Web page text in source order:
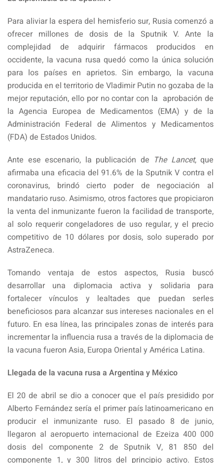
Para aliviar la espera del hemisferio sur, Rusia comenzó a
ofrecer millones de dosis de la Sputnik V. Ante la
complejidad de adquirir fármacos producidos en
occidente, la vacuna rusa quedó como la única solución
para los países en aprietos. Sin embargo, la vacuna
producida en el territorio de Vladimir Putin no gozaba de la
mejor reputación, ello por no contar con la aprobación de
la Agencia Europea de Medicamentos (EMA) y de la
Administración Federal de Alimentos y Medicamentos
(FDA) de Estados Unidos.
Ante ese escenario, la publicación de The Lancet, que
afirmaba una eficacia del 91.6% de la Sputnik V contra el
coronavirus, brindó cierto poder de negociación al
mandatario ruso. Asimismo, otros factores que propiciaron
la venta del inmunizante fueron la facilidad de transporte,
al solo requerir congeladores de uso regular, y el precio
competitivo de 10 dólares por dosis, solo superado por
AstraZeneca.
Tomando ventaja de estos aspectos, Rusia buscó
desarrollar una diplomacia activa y solidaria para
fortalecer vínculos y lealtades que puedan serles
beneficiosos para alcanzar sus intereses nacionales en el
futuro. En esa línea, las principales zonas de interés para
incrementar la influencia rusa a través de la diplomacia de
la vacuna fueron Asia, Europa Oriental y América Latina.
Llegada de la vacuna rusa a Argentina y México
El 20 de abril se dio a conocer que el país presidido por
Alberto Fernández sería el primer país latinoamericano en
producir el inmunizante ruso. El pasado 8 de junio,
llegaron al aeropuerto internacional de Ezeiza 400 000
dosis del componente 2 de Sputnik V, 81 850 del
componente 1, y 300 litros del principio activo. Estos